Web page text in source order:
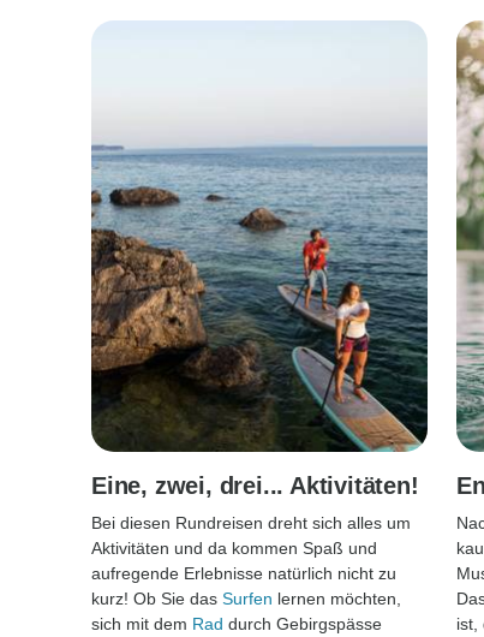
Eine, zwei, drei... Aktivitäten!
Bei diesen Rundreisen dreht sich alles um
Aktivitäten und da kommen Spaß und
aufregende Erlebnisse natürlich nicht zu
kurz! Ob Sie das Surfen lernen möchten,
sich mit dem Rad durch Gebirgspässe
ist,